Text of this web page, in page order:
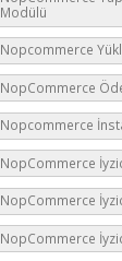
Modülü
Nopcommerce
NopCommerce
Nopcommerce
NopCommerce
NopCommerce
NopCommerce